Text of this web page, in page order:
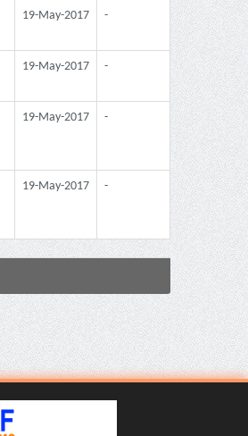
19-May-2017 -
19-May-2017 -
19-May-2017 -
19-May-2017 -